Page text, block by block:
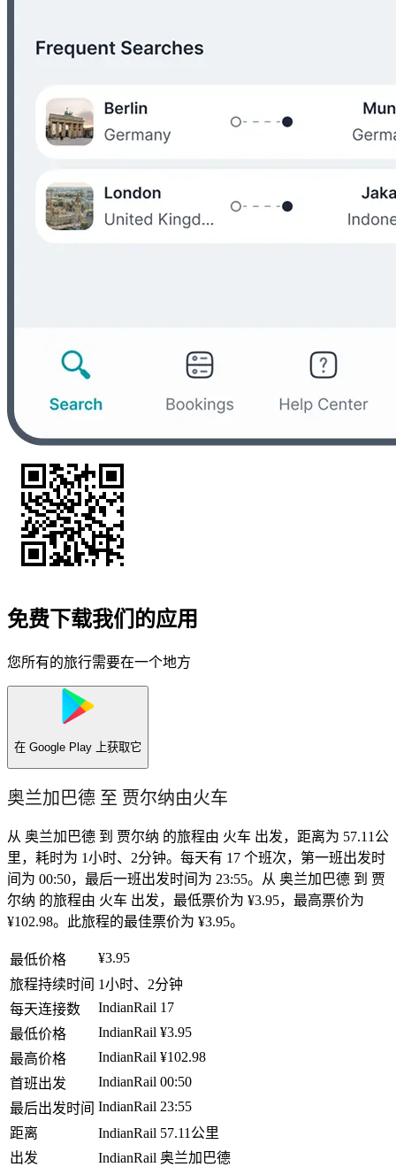
免费下载我们的应用
您所有的旅行需要在一个地方
在 Google Play 上获取它
奥兰加巴德 至 贾尔纳由火车
从 奥兰加巴德 到 贾尔纳 的旅程由 火车 出发，距离为 57.11公
里，耗时为 1小时、2分钟。每天有 17 个班次，第一班出发时
间为 00:50，最后一班出发时间为 23:55。从 奥兰加巴德 到 贾
尔纳 的旅程由 火车 出发，最低票价为 ¥3.95，最高票价为
¥102.98。此旅程的最佳票价为 ¥3.95。
最低价格
¥3.95
旅程持续时间 1小时、2分钟
每天连接数
IndianRail 17
最低价格
IndianRail ¥3.95
最高价格
IndianRail ¥102.98
首班出发
IndianRail 00:50
最后出发时间 IndianRail 23:55
距离
IndianRail 57.11公里
出发
IndianRail 奥兰加巴德